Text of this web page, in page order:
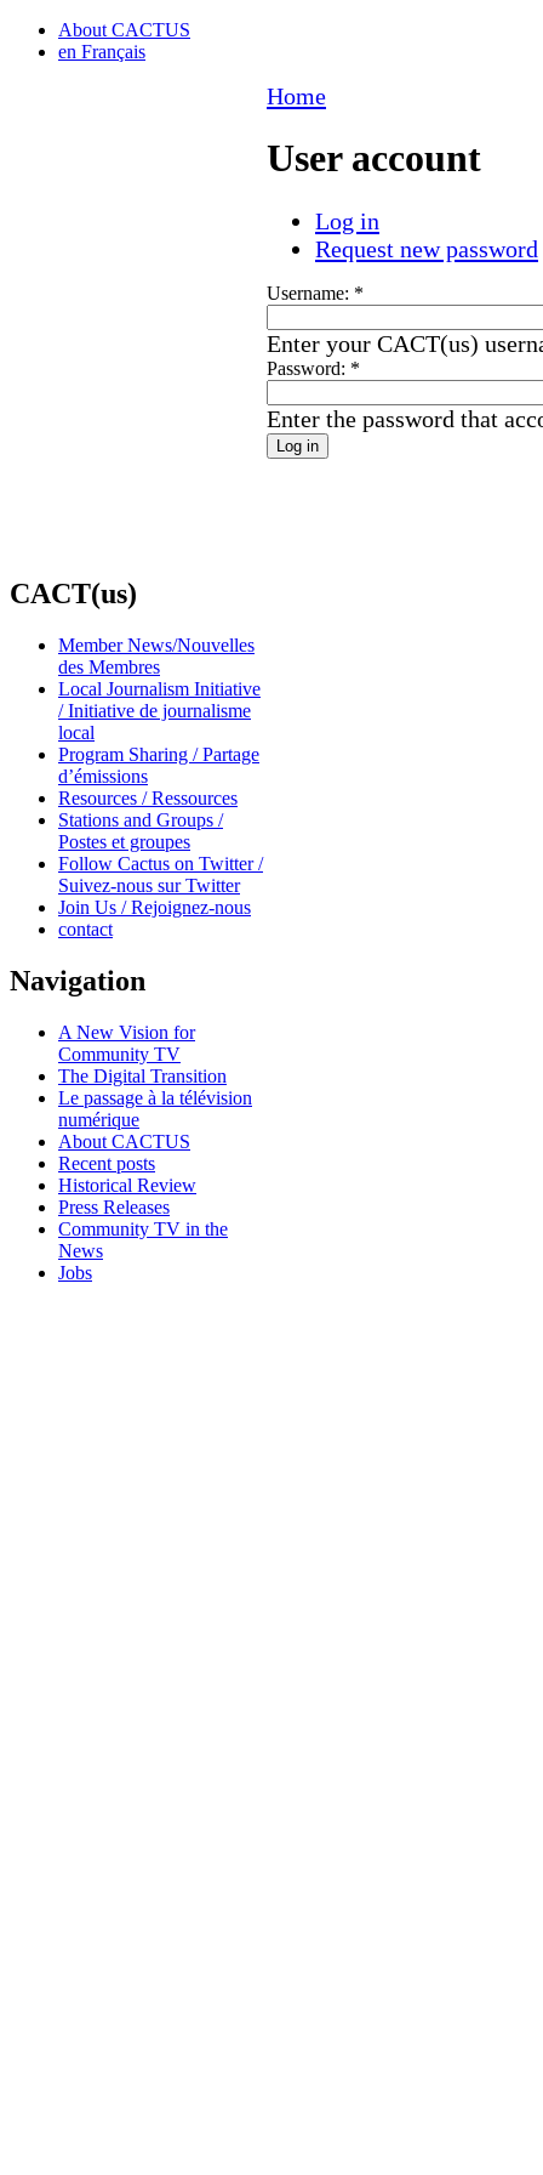
About CACTUS
en Français
CACT(us)
Member News/Nouvelles
des Membres
Local Journalism Initiative
/ Initiative de journalisme
local
Program Sharing / Partage
d’émissions
Resources / Ressources
Stations and Groups /
Postes et groupes
Follow Cactus on Twitter /
Suivez-nous sur Twitter
Join Us / Rejoignez-nous
contact
Navigation
A New Vision for
Community TV
The Digital Transition
Le passage à la télévision
numérique
About CACTUS
Recent posts
Historical Review
Press Releases
Community TV in the
News
Jobs
Home
User account
Log in
Request new password
Username: *
Enter your CACT(us)
Password: *
Enter the password that